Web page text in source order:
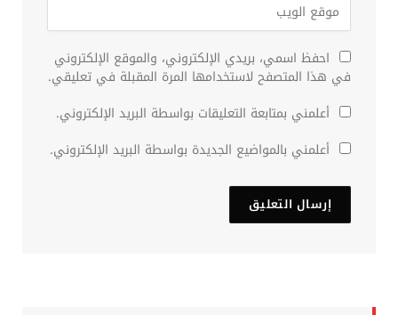
احفظ اسمي، بريدي الإلكتروني، والموقع الإلكتروني
في هذا المتصفح لاستخدامها المرة المقبلة في تعليقي.
أعلمني بمتابعة التعليقات بواسطة البريد الإلكتروني.
أعلمني بالمواضيع الجديدة بواسطة البريد الإلكتروني.